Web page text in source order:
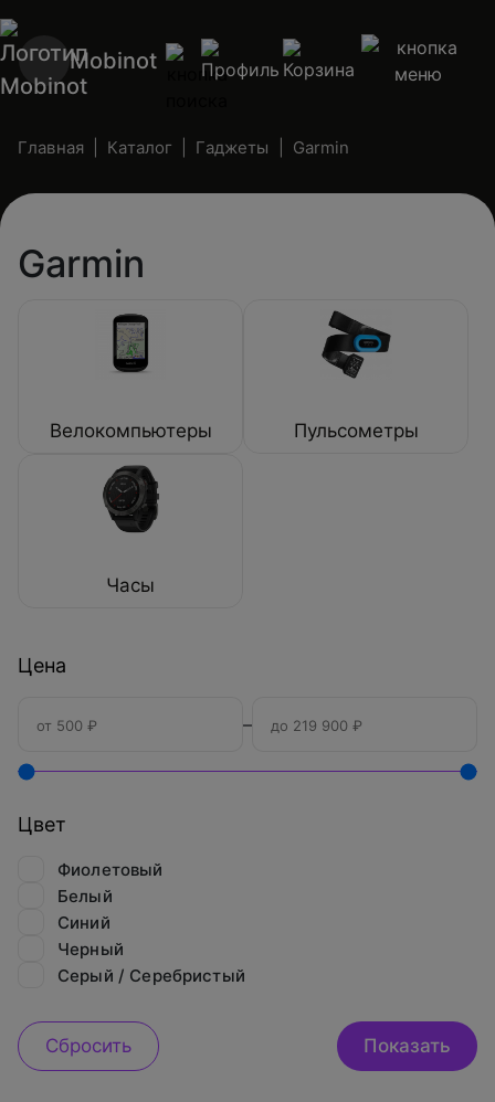
Mobinot
Главная Каталог Гаджеты Garmin
Garmin
Велокомпьютеры Пульсометры
Часы
Цена
–
Цвет
Фиолетовый
Белый
Синий
Черный
Серый / Серебристый